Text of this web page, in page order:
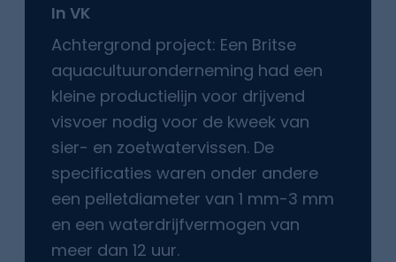
In VK
Achtergrond project: Een Britse
aquacultuuronderneming had een
kleine productielijn voor drijvend
visvoer nodig voor de kweek van
sier- en zoetwatervissen. De
specificaties waren onder andere
een pelletdiameter van 1 mm-3 mm
en een waterdrijfvermogen van
meer dan 12 uur.